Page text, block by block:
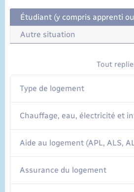
Étudiant (y compris apprenti
Autre situation
Tout
Type de logement
Chauffage, eau, électricité et
Aide au logement (APL, ALS,
Assurance du logement